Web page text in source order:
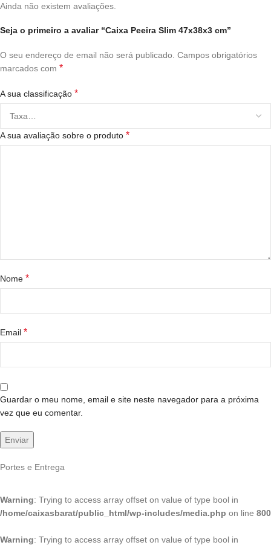
Ainda não existem avaliações.
Seja o primeiro a avaliar “Caixa Peeira Slim 47x38x3 cm”
O seu endereço de email não será publicado. Campos obrigatórios
marcados com *
A sua classificação *
A sua avaliação sobre o produto *
Nome *
Email *
Guardar o meu nome, email e site neste navegador para a próxima
vez que eu comentar.
Portes e Entrega
Warning: Trying to access array offset on value of type bool in
/home/caixasbarat/public_html/wp-includes/media.php on line 800
Warning: Trying to access array offset on value of type bool in